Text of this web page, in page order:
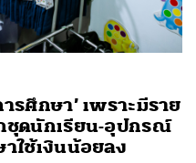
รศึกษา’ เพราะมีราย
ชุดนักเรียน-อุปกรณ์
ใช้เงินน้อยลง